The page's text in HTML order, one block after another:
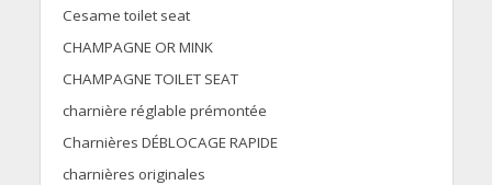
Cesame toilet seat
CHAMPAGNE OR MINK
CHAMPAGNE TOILET SEAT
charnière réglable prémontée
Charnières DÉBLOCAGE RAPIDE
charnières originales